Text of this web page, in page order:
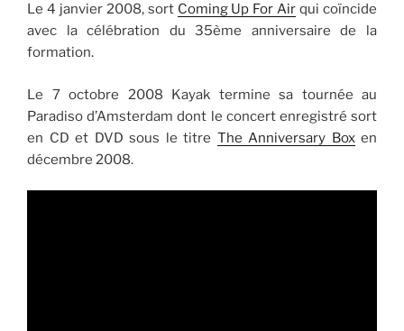
Le 4 janvier 2008, sort Coming Up For Air qui coïncide
avec la célébration du 35ème anniversaire de la
formation.
Le 7 octobre 2008 Kayak termine sa tournée au
Paradiso d’Amsterdam dont le concert enregistré sort
en CD et DVD sous le titre The Anniversary Boxen
décembre 2008.